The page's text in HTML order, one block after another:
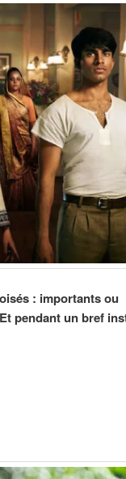
: importants ou
pendant un bref